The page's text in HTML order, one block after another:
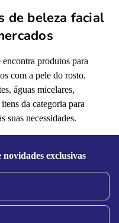
de beleza facial
encontra produtos para
com a pele do rosto.
águas micelares,
da categoria para
suas necessidades.
novidades exclusivas